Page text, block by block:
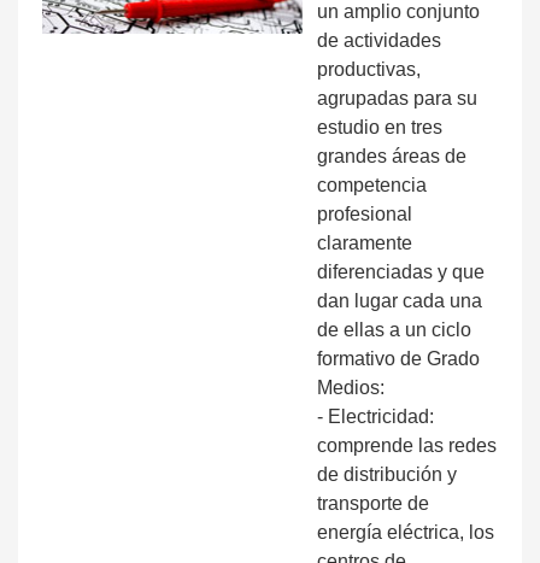
un amplio conjunto
de actividades
productivas,
agrupadas para su
estudio en tres
grandes áreas de
competencia
profesional
claramente
diferenciadas y que
dan lugar cada una
de ellas a un ciclo
formativo de Grado
Medios:
- Electricidad:
comprende las redes
de distribución y
transporte de
energía eléctrica, los